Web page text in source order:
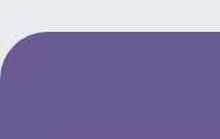
www.hiltonbetx.org/